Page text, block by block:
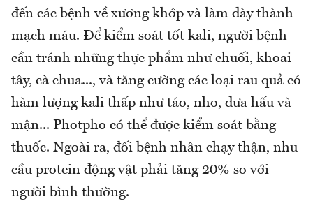
đến các bệnh về xương khớp và làm dày thành
mạch máu. Để kiểm soát tốt kali, người bệnh
cần tránh những thực phẩm như chuối, khoai
tây, cà chua..., và tăng cường các loại rau quả có
hàm lượng kali thấp như táo, nho, dưa hấu và
mận... Photpho có thể được kiểm soát bằng
thuốc. Ngoài ra, đối bệnh nhân chạy thận, nhu
cầu protein động vật phải tăng 20% so với
người bình thường.